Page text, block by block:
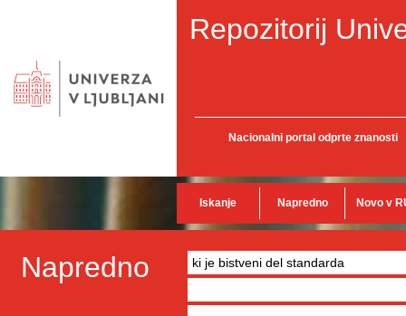
Repozitorij
Nacionalni portal odprte znanosti
Iskanje Napredno Novo v
Napredno